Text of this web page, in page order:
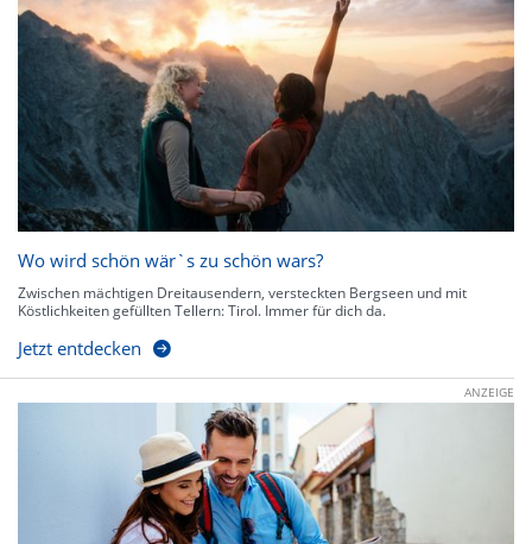
Wo wird schön wär`s zu schön wars?
Zwischen mächtigen Dreitausendern, versteckten Bergseen und mit
Köstlichkeiten gefüllten Tellern: Tirol. Immer für dich da.
Jetzt entdecken
ANZEIGE